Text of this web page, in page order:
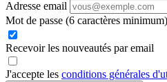
Adresse email
Mot de passe (6 caractères minimum)
Recevoir les nouveautés par email
J'accepte les conditions générales